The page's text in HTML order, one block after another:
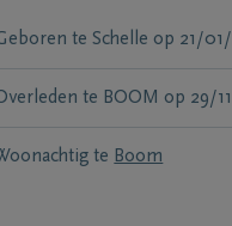
te Schelle op 21/01/
te BOOM op 29/
te Boom